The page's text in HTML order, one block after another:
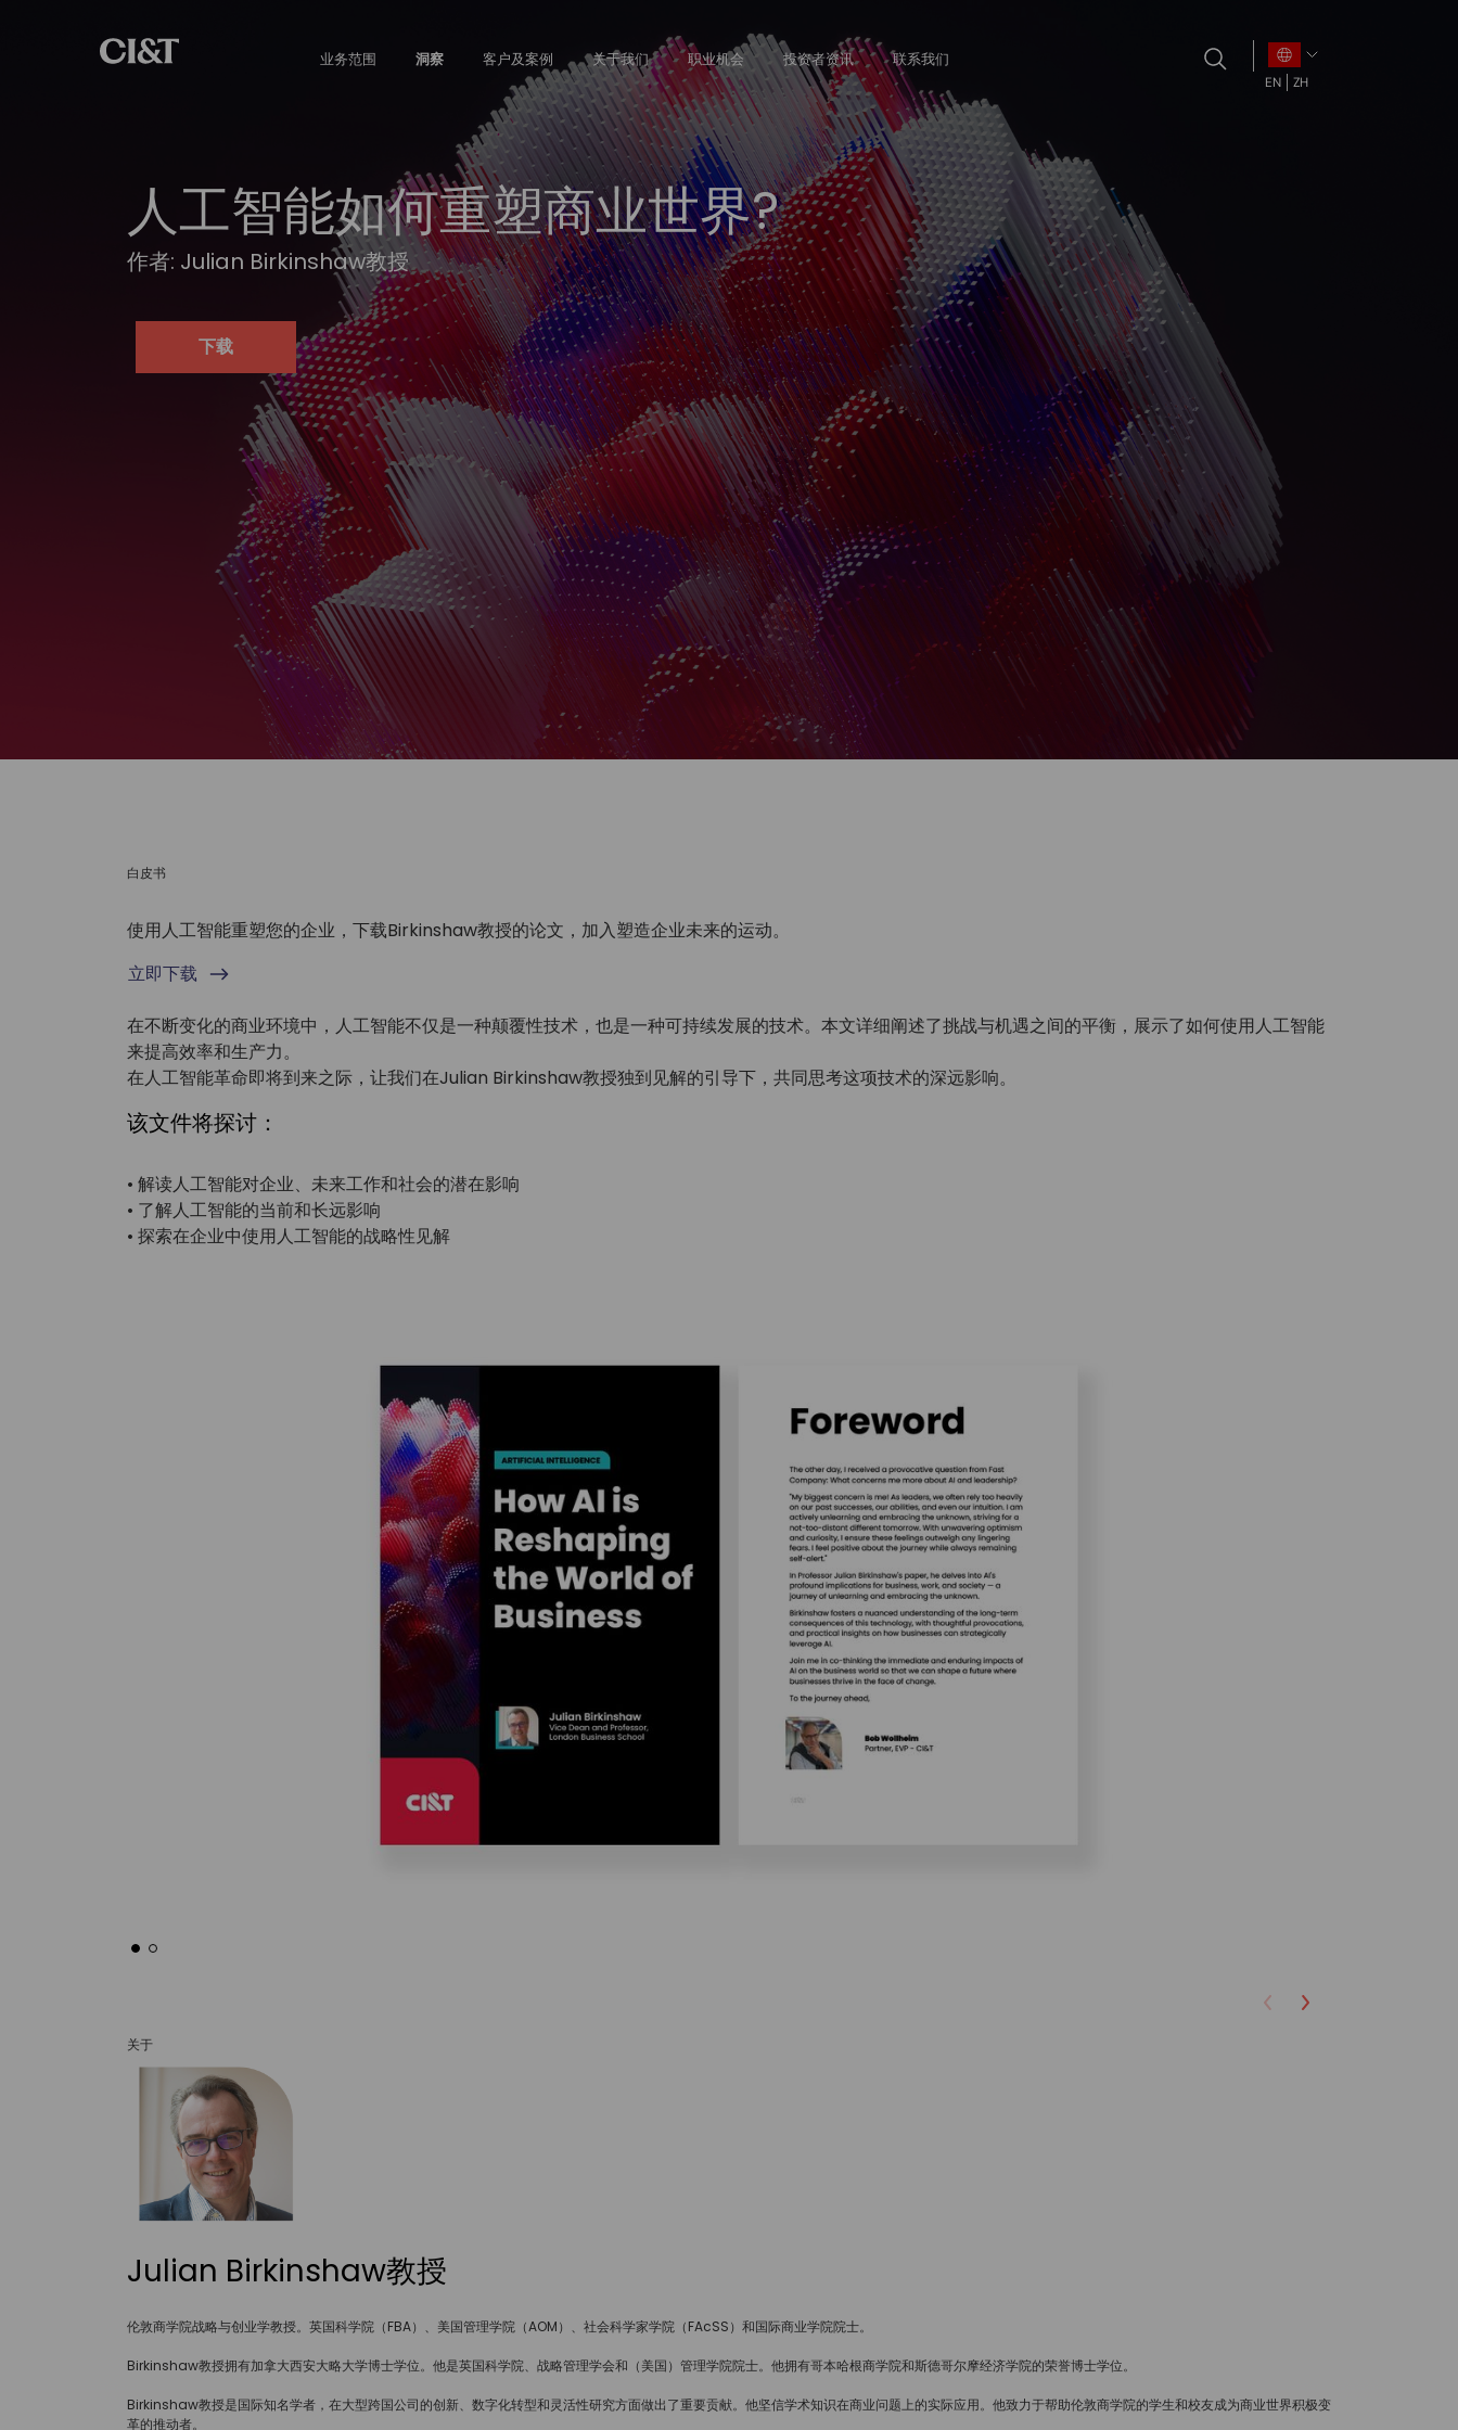
to
main
content
业务范围 洞察 客户及案例 关于我们 职业机会 投资者资讯 联系我们
EN ZH
人工智能如何重塑商业世界?
作者: Julian Birkinshaw教授
下载
白皮书
使用人工智能重塑您的企业，下载Birkinshaw教授的论文，加入塑造企业未来的运动。
立即下载
在不断变化的商业环境中，人工智能不仅是一种颠覆性技术，也是一种可持续发展的技术。本文详细阐述了挑战与机遇之间的平衡，展示了如何使用人工智能
来提高效率和生产力。
在人工智能革命即将到来之际，让我们在Julian Birkinshaw教授独到见解的引导下，共同思考这项技术的深远影响。
该文件将探讨：
• 解读人工智能对企业、未来工作和社会的潜在影响
• 了解人工智能的当前和长远影响
• 探索在企业中使用人工智能的战略性见解
关于
Julian Birkinshaw教授
伦敦商学院战略与创业学教授。英国科学院（FBA）、美国管理学院（AOM）、社会科学家学院（FAcSS）和国际商业学院院士。
Birkinshaw教授拥有加拿大西安大略大学博士学位。他是英国科学院、战略管理学会和（美国）管理学院院士。他拥有哥本哈根商学院和斯德哥尔摩经济学院的荣誉博士学位。
Birkinshaw教授是国际知名学者，在大型跨国公司的创新、数字化转型和灵活性研究方面做出了重要贡献。他坚信学术知识在商业问题上的实际应用。他致力于帮助伦敦商学院的学生和校友成为商业世界积极变
革的推动者。